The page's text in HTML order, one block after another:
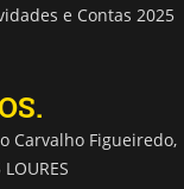
e Contas 2025
Carvalho Figueiredo,